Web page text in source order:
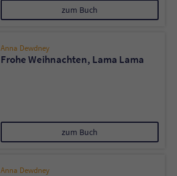
zum Buch
Anna Dewdney
Frohe Weihnachten, Lama Lama
zum Buch
Anna Dewdney